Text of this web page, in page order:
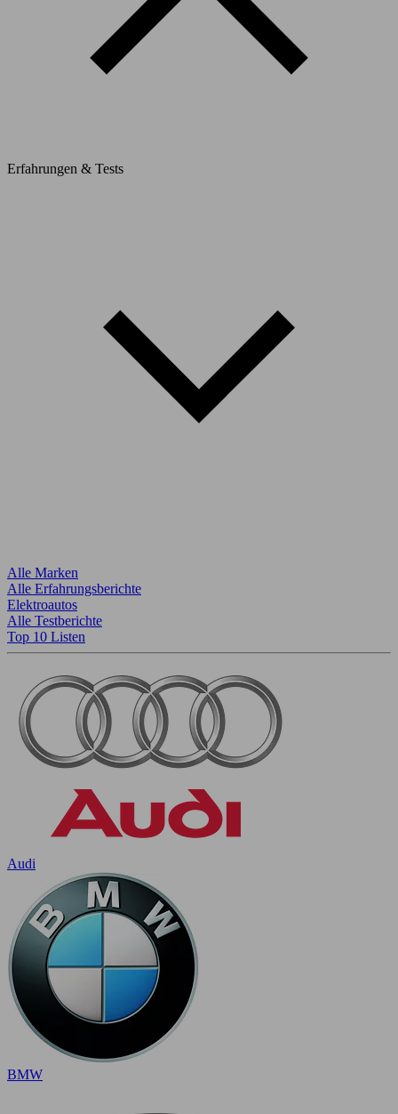
Erfahrungen & Tests
Alle Marken
Alle Erfahrungsberichte
Elektroautos
Alle Testberichte
Top 10 Listen
Audi
BMW